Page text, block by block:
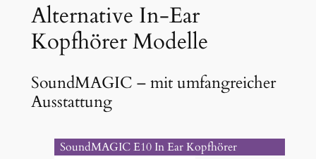
Alternative In-Ear
Kopfhörer Modelle
SoundMAGIC – mit umfangreicher
Ausstattung
SoundMAGIC E10 In Ear Kopfhörer